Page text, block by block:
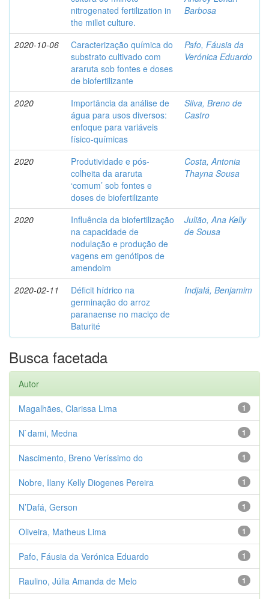
nitrogenated fertilization in
the millet culture.
Barbosa
2020-10-06
Caracterização química do
substrato cultivado com
araruta sob fontes e doses
de biofertilizante
Pafo, Fáusia da
Verónica Eduardo
2020
Importância da análise de
água para usos diversos:
enfoque para variáveis
físico-químicas
Silva, Breno de
Castro
2020
Produtividade e pós-
colheita da araruta
‘comum’ sob fontes e
doses de biofertilizante
Costa, Antonia
Thayna Sousa
2020
Influência da biofertilização
na capacidade de
nodulação e produção de
vagens em genótipos de
amendoim
Julião, Ana Kelly
de Sousa
2020-02-11
Déficit hídrico na
germinação do arroz
paranaense no maciço de
Baturité
Indjalá, Benjamim
Busca facetada
Autor
1
Magalhães, Clarissa Lima
1
N`dami, Medna
1
Nascimento, Breno Veríssimo do
1
Nobre, Ilany Kelly Diogenes Pereira
1
N’Dafá, Gerson
1
Oliveira, Matheus Lima
1
Pafo, Fáusia da Verónica Eduardo
1
Raulino, Júlia Amanda de Melo